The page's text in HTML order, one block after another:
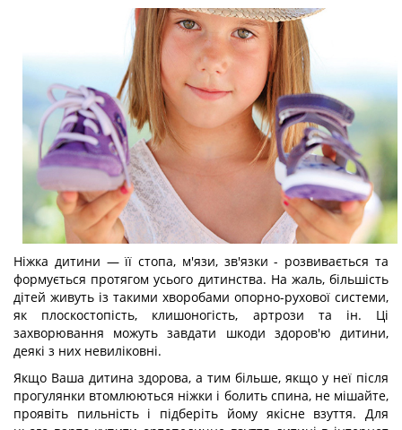
Ніжка дитини — її стопа, м'язи, зв'язки - розвивається та
формується протягом усього дитинства. На жаль, більшість
дітей живуть із такими хворобами опорно-рухової системи,
як плоскостопість, клишоногість, артрози та ін. Ці
захворювання можуть завдати шкоди здоров'ю дитини,
деякі з них невиліковні.
Якщо Ваша дитина здорова, а тим більше, якщо у неї після
прогулянки втомлюються ніжки і болить спина, не мішайте,
проявіть пильність і підберіть йому якісне взуття. Для